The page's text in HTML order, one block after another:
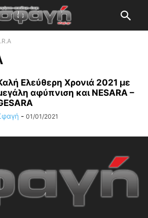
Ελεύθερη Χρονιά 2021 με
αφύπνιση και NESARA –
- 01/01/2021